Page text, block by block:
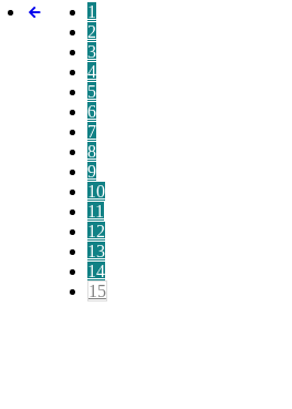
1
2
3
4
5
6
7
8
9
10
11
12
13
14
15